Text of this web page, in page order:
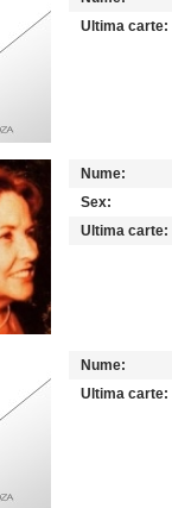
Ultima carte:
Nume:
Sex:
Ultima carte:
Nume:
Ultima carte: